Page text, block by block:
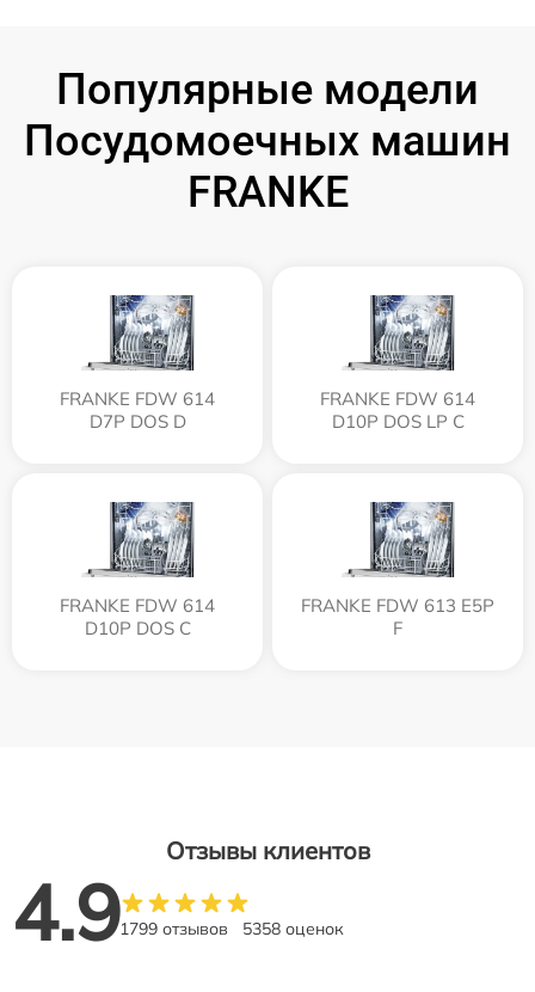
Популярные модели
Посудомоечных машин
FRANKE
FRANKE FDW 614
D7P DOS D
FRANKE FDW 614
D10P DOS LP C
FRANKE FDW 614
D10P DOS C
FRANKE FDW 613 E5P
F
Отзывы клиентов
4.91799 отзывов 5358 оценок